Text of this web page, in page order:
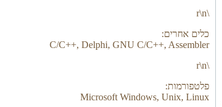
\r\n
כלים אחרים:
C/C++, Delphi, GNU C/C++, Assembler
\r\n
פלטפורמות:
Microsoft Windows, Unix, Linux